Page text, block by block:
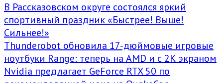
В Рассказовском округе состоялся яркий
спортивный праздник «Быстрее! Выше!
Сильнее!»
Thunderobot обновила 17-дюймовые игровые
ноутбуки Range: теперь на AMD и с 2K экраном
Nvidia предлагает GeForce RTX 50 по